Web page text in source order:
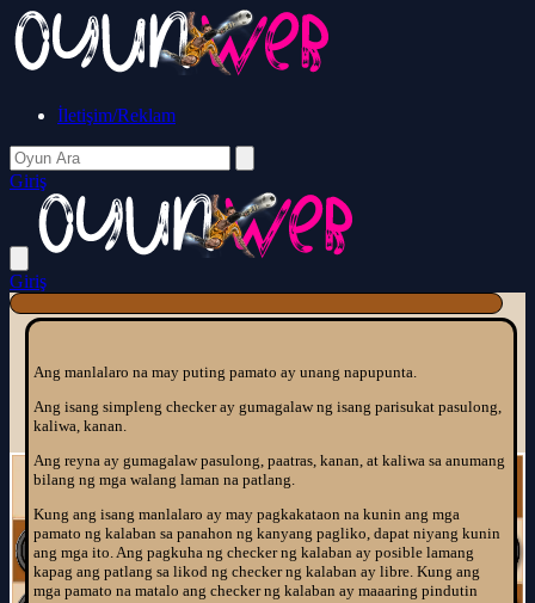
İletişim/Reklam
Giriş
Giriş